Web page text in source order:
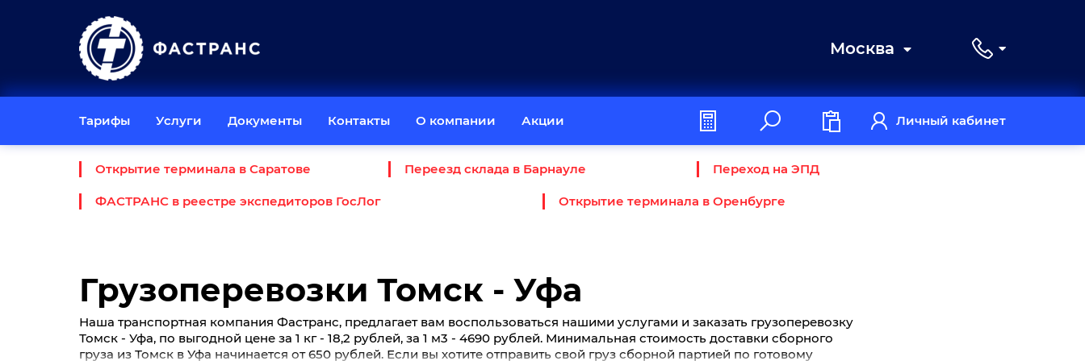
Москва
Тарифы Услуги Документы Контакты О компании Акции Личный кабинет
Открытие терминала в Саратове Переезд склада в Барнауле Переход на ЭПД
ФАСТРАНС в реестре экспедиторов ГосЛог Открытие терминала в Оренбурге
Грузоперевозки Томск - Уфа
Наша транспортная компания Фастранс, предлагает вам воспользоваться нашими услугами и заказать грузоперевозку
Томск - Уфа, по выгодной цене за 1 кг - 18,2 рублей, за 1 м3 - 4690 рублей. Минимальная стоимость доставки сборного
груза из Томск в Уфа начинается от 650 рублей. Если вы хотите отправить свой груз сборной партией по готовому